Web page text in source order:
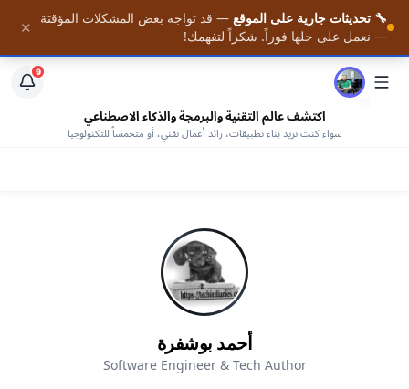
📚 احصل على أحدث المقالات فور نشرها — مع وصول كامل
لمكتبتنا من الكتب المجانية —افتح المكتبة
9
اكتشف عالم التقنية والبرمجة والذكاء الاصطناعي
سواء كنت تريد بناء تطبيقات، رائد أعمال تقني، أو متحمساً للتكنولوجيا
AHMED BOUCHEFRA
الرئيسية
أحمد بوشفرة
Software Engineer & Tech Author
🔧 تحديثات جارية على الموقع — قد تواجه بعض المشكلات المؤقتة
— نعمل على حلها فوراً. شكراً لتفهمك!
✕